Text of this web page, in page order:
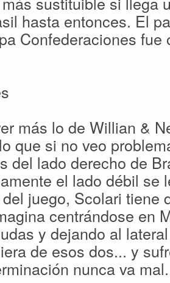
hasta entonces. El
Confederaciones fue
más lo de Willian &
que si no veo
del lado derecho de
el lado débil se
juego, Scolari tiene
centrándose en
y dejando al
de esos dos... y
nunca va mal.